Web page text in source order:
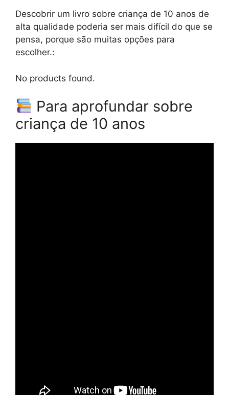
Descobrir um livro sobre criança de 10 anos de
alta qualidade poderia ser mais difícil do que se
pensa, porque são muitas opções para
escolher.:
No products found.
Para aprofundar sobre
criança de 10 anos